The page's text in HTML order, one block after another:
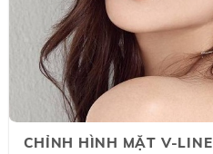
CHỈNH HÌNH MẶT V-LINE